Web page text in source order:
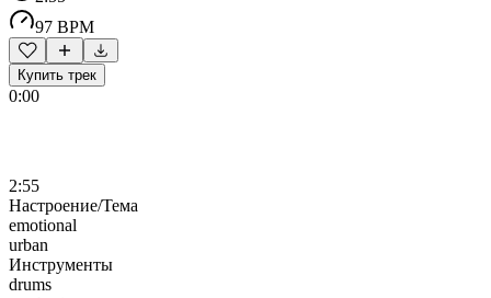
97 BPM
Купить трек
0:00
2:55
Настроение/Тема
emotional
urban
Инструменты
drums